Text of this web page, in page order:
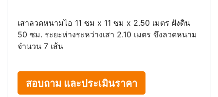
เสาลวดหนามไอ 11 ซม x 11 ซม x 2.50 เมตร ฝังดิน
50 ซม. ระยะห่างระหว่างเสา 2.10 เมตร ขึงลวดหนาม
จำนวน 7 เส้น
สอบถาม และประเมินราคา